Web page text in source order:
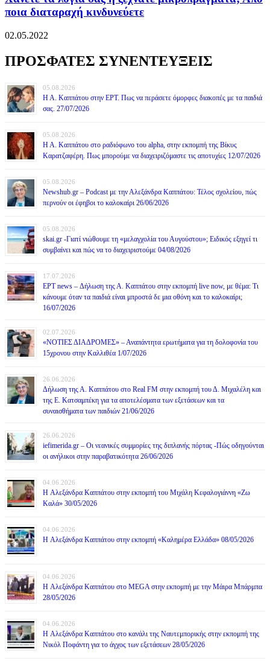
ποια διαταραχή κινδυνεύετε
02.05.2022
ΠΡΟΣΦΑΤΕΣ ΣΥΝΕΝΤΕΥΞΕΙΣ
05.08.2026
Η Α. Καππάτου στην ΕΡΤ. Πως να περάσετε όμορφες διακοπές με τα παιδιά
σας. 27/07/2026
05.08.2026
Η Α. Καππάτου στο ραδιόφωνο του alpha, στην εκπομπή της Βίκυς
Καρατζαφέρη. Πως μπορούμε να διαχειριζόμαστε τις αποτυχίες 12/07/2026
05.08.2026
Newshub.gr – Podcast με την Αλεξάνδρα Καππάτου: Τέλος σχολείου, πώς
περνούν οι έφηβοι το καλοκαίρι 26/06/2026
05.08.2026
skai.gr -Γιατί νιώθουμε τη «μελαγχολία του Αυγούστου»; Ειδικός εξηγεί τι
συμβαίνει και πώς να το διαχειριστούμε 04/08/2026
17.07.2026
ΕΡΤ news – Δήλωση της Α. Καππάτου στην εκπομπή live now, με θέμα: Τι
κάνουμε όταν τα παιδιά είναι μπροστά δε μια οθόνη και το καλοκαίρι;
16/07/2026
02.07.2026
«ΝΟΤΙΕΣ ΔΙΑΔΡΟΜΕΣ» – Αναπάντητα ερωτήματα για τη δολοφονία του
15χρονου στην Καλλιθέα 1/07/2026
26.06.2026
Δήλωση της Α. Καππάτου στο Real FM στην εκπομπή του Δ. Μιχαλέλη και
της Ε. Κατσαμπέκη για τα αποτελέσματα των εξετάσεων και τα
συναισθήματα των παιδιών 21/06/2026
26.06.2026
iefimerida.gr – Οι νεανικές συμμορίες της διπλανής πόρτας -Πώς οδηγούνται
οι ανήλικοι στην παραβατικότητα 26/06/2026
04.06.2026
H Αλεξάνδρα Καππάτου στην εκπομπή του Μιχάλη Κεφαλογιάννη «Ζω
Καλά» 30/05/2026
04.06.2026
H Αλεξάνδρα Καππάτου στην εκπομπή «Καλημέρα Ελλάδα» 08/05/2026
04.06.2026
H Αλεξάνδρα Καππάτου στο MEGA στην εκπομπή με την Μάιρα Mπάρμπα
28/05/2026
04.06.2026
H Αλεξάνδρα Καππάτου στο κανάλι της Ναυτεμπορικής στην εκπομπή της
Νικόλ Ποφάντη για το άγχος των εξετάσεων 28/05/2026